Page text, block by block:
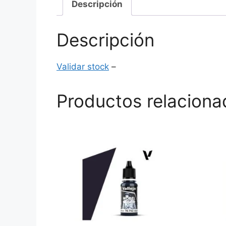
Descripción
Descripción
Validar stock –
Productos